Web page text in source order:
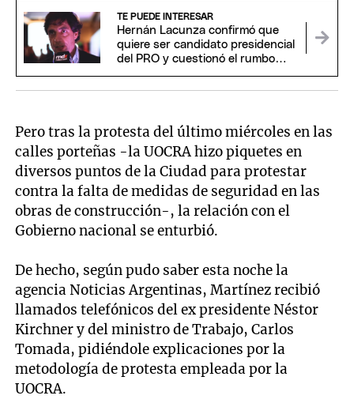
TE PUEDE INTERESAR
Hernán Lacunza confirmó que
quiere ser candidato presidencial
del PRO y cuestionó el rumbo
Pero tras la protesta del último miércoles en las
calles porteñas -la UOCRA hizo piquetes en
diversos puntos de la Ciudad para protestar
contra la falta de medidas de seguridad en las
obras de construcción-, la relación con el
Gobierno nacional se enturbió.
De hecho, según pudo saber esta noche la
agencia Noticias Argentinas, Martínez recibió
llamados telefónicos del ex presidente Néstor
Kirchner y del ministro de Trabajo, Carlos
Tomada, pidiéndole explicaciones por la
metodología de protesta empleada por la
UOCRA.